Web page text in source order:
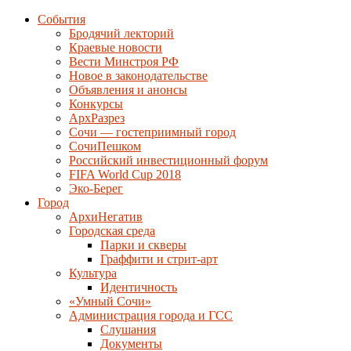
События
Бродячий лекторий
Краевые новости
Вести Минстроя РФ
Новое в законодательстве
Объявления и анонсы
Конкурсы
АрхРазрез
Сочи — гостеприимный город
СочиПешком
Российский инвестиционный форум
FIFA World Cup 2018
Эко-Берег
Город
АрхиНегатив
Городская среда
Парки и скверы
Граффити и стрит-арт
Культура
Идентичность
«Умный Сочи»
Администрация города и ГСС
Слушания
Документы